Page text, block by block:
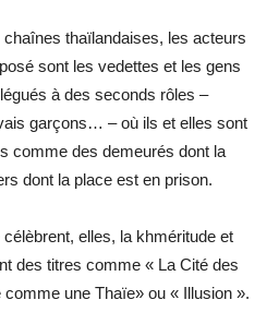
thaïlandaises, les acteurs
sont les vedettes et les gens
à des seconds rôles –
garçons… – où ils et elles sont
comme des demeurés dont la
dont la place est en prison.
elles, la khméritude et
des titres comme « La Cité des
une Thaïe» ou « Illusion ».